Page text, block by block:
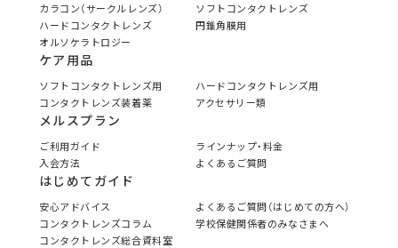
カラコン（サークルレンズ）
ソフトコンタクトレンズ
ハードコンタクトレンズ
円錐角膜用
オルソケラトロジー
ケア用品
ソフトコンタクトレンズ用
ハードコンタクトレンズ用
コンタクトレンズ装着薬
アクセサリー類
メルスプラン
ご利用ガイド
ラインナップ・料金
入会方法
よくあるご質問
はじめてガイド
安心アドバイス
よくあるご質問（はじめての方へ）
コンタクトレンズコラム
学校保健関係者のみなさまへ
コンタクトレンズ総合資料室